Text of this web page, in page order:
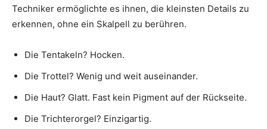
Techniker ermöglichte es ihnen, die kleinsten Details zu
erkennen, ohne ein Skalpell zu berühren.
Die Tentakeln? Hocken.
Die Trottel? Wenig und weit auseinander.
Die Haut? Glatt. Fast kein Pigment auf der Rückseite.
Die Trichterorgel? Einzigartig.